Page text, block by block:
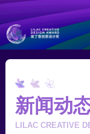
新闻动
LILAC CREATIVE